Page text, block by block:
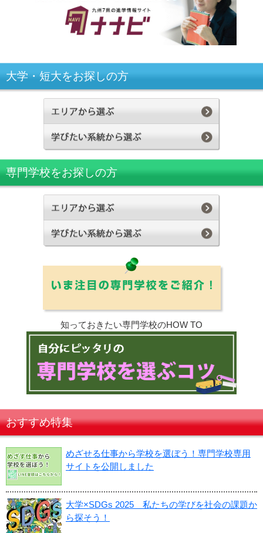
大学・短大をお探しの方
専門学校をお探しの方
知っておきたい専門学校のHOW TO
おすすめ特集
めざせる仕事から学校を選ぼう！専門学校専用
サイトを公開しました
大学×SDGs 2025 私たちの学びを社会の課題か
ら探そう！